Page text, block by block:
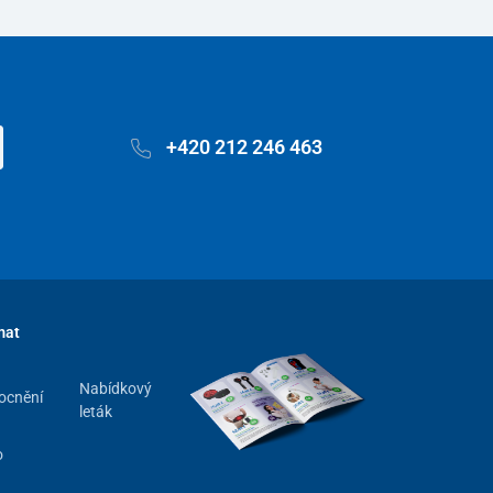
+420 212 246 463
Nabídkový
leták